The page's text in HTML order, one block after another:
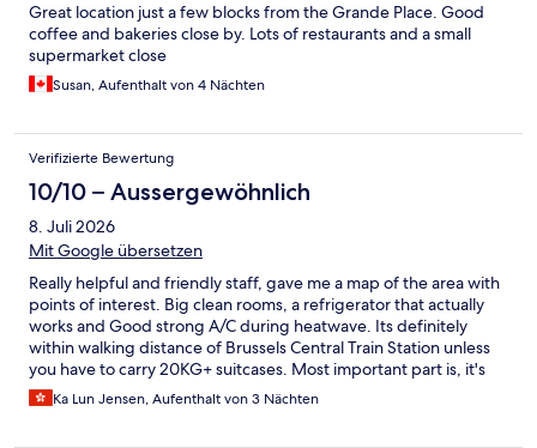
Great location just a few blocks from the Grande Place. Good
coffee and bakeries close by. Lots of restaurants and a small
supermarket close
Susan, Aufenthalt von 4 Nächten
Verifizierte Bewertung
10/10 – Aussergewöhnlich
8. Juli 2026
Mit Google übersetzen
Really helpful and friendly staff, gave me a map of the area with
points of interest. Big clean rooms, a refrigerator that actually
works and Good strong A/C during heatwave. Its definitely
within walking distance of Brussels Central Train Station unless
you have to carry 20KG+ suitcases. Most important part is, it's
far away from the loud bars near city center. Really good value
for money.
Ka Lun Jensen, Aufenthalt von 3 Nächten